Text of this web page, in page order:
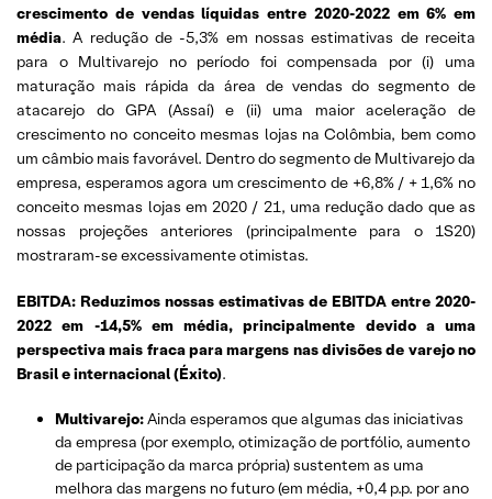
crescimento de vendas líquidas entre 2020-2022 em 6% em
média. A redução de -5,3% em nossas estimativas de receita
para o Multivarejo no período foi compensada por (i) uma
maturação mais rápida da área de vendas do segmento de
atacarejo do GPA (Assaí) e (ii) uma maior aceleração de
crescimento no conceito mesmas lojas na Colômbia, bem como
um câmbio mais favorável. Dentro do segmento de Multivarejo da
empresa, esperamos agora um crescimento de +6,8% / + 1,6% no
conceito mesmas lojas em 2020 / 21, uma redução dado que as
nossas projeções anteriores (principalmente para o 1S20)
mostraram-se excessivamente otimistas.
EBITDA: Reduzimos nossas estimativas de EBITDA entre 2020-
2022 em -14,5% em média, principalmente devido a uma
perspectiva mais fraca para margens nas divisões de varejo no
Brasil e internacional (Éxito).
Multivarejo:Ainda esperamos que algumas das iniciativas
da empresa (por exemplo, otimização de portfólio, aumento
de participação da marca própria) sustentem as uma
melhora das margens no futuro (em média, +0,4 p.p. por ano